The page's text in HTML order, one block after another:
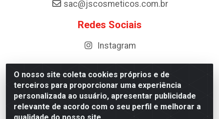
O nosso site coleta cookies próprios e de
terceiros para proporcionar uma experiência
personalizada ao usuário, apresentar publicidade
relevante de acordo com o seu perfil e melhorar a
sac@jscosmeticos.com.br
Redes Sociais
Instagram
Distribuidora de Cosméticos Antoneto LTDA - BA-052,
km 87 - Industrial, Ipirá - BA, 44600-000 - CNPJ
10.984.107/0001-75